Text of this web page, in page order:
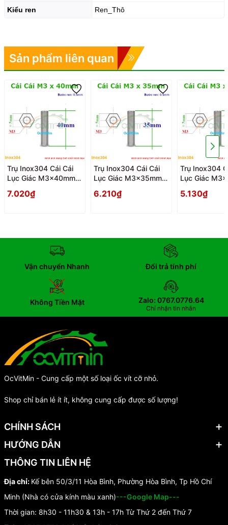
Kiểu ren Ren_Thô
Sản phẩm liên quan
Trụ Inox304 Cái Cái
Lục Giác M3x40mm -
7.020₫
Trụ Inox304 Cái Cái
Lục Giác M3x35mm -
6.210₫
Trụ Inox304
Lục Giác
5.130₫
Vận chuyển Nhanh Đổi trả tính phí
Không Tiền Mặt Zalo: 0767.0776.64
Chỉ nhận tin nhắn
OcVitMin - Cung cấp một số loại ốc vít cỡ nhỏ.
Shop chỉ bán lẻ ít ít, không cung cấp được số lượng!
CHÍNH SÁCH
HƯỚNG DẪN
THÔNG TIN LIÊN HỆ
Địa chỉ: Kế bên 50/3/11 Hòa Bình, Phường Hòa Bình, Tp Hồ Chí
Minh (Nhà có cửa kính màu xanh)---Google Map---
Thời gian: 8h30 - 11h30 & 13h - 17h Từ Thứ 2 đến Thứ 7